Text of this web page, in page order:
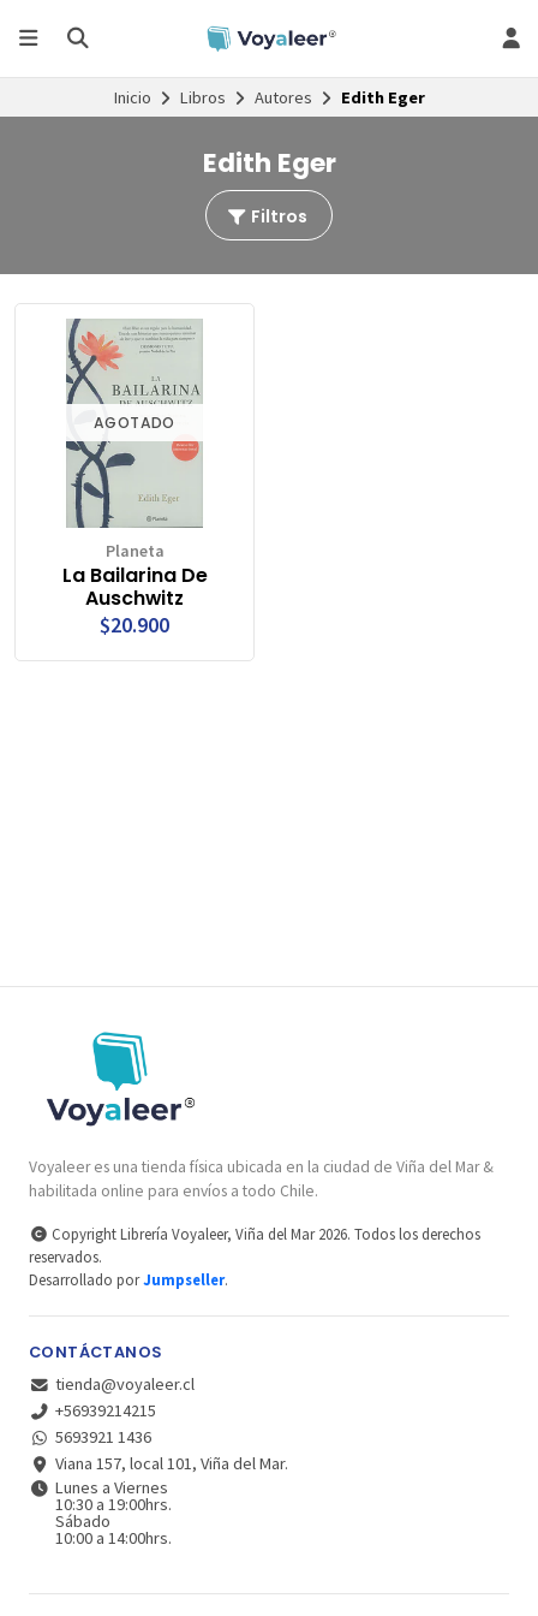
Inicio Libros Autores Edith Eger
Edith Eger
Filtros
AGOTADO
Planeta
La Bailarina De
Auschwitz
$20.900
Voyaleer es una tienda física ubicada en la ciudad de Viña del Mar &
habilitada online para envíos a todo Chile.
Copyright Librería Voyaleer, Viña del Mar 2026. Todos los derechos
reservados.
Desarrollado porJumpseller.
CONTÁCTANOS
tienda@voyaleer.cl
+56939214215
5693921 1436
Viana 157, local 101, Viña del Mar.
Lunes a Viernes
10:30 a 19:00hrs.
Sábado
10:00 a 14:00hrs.